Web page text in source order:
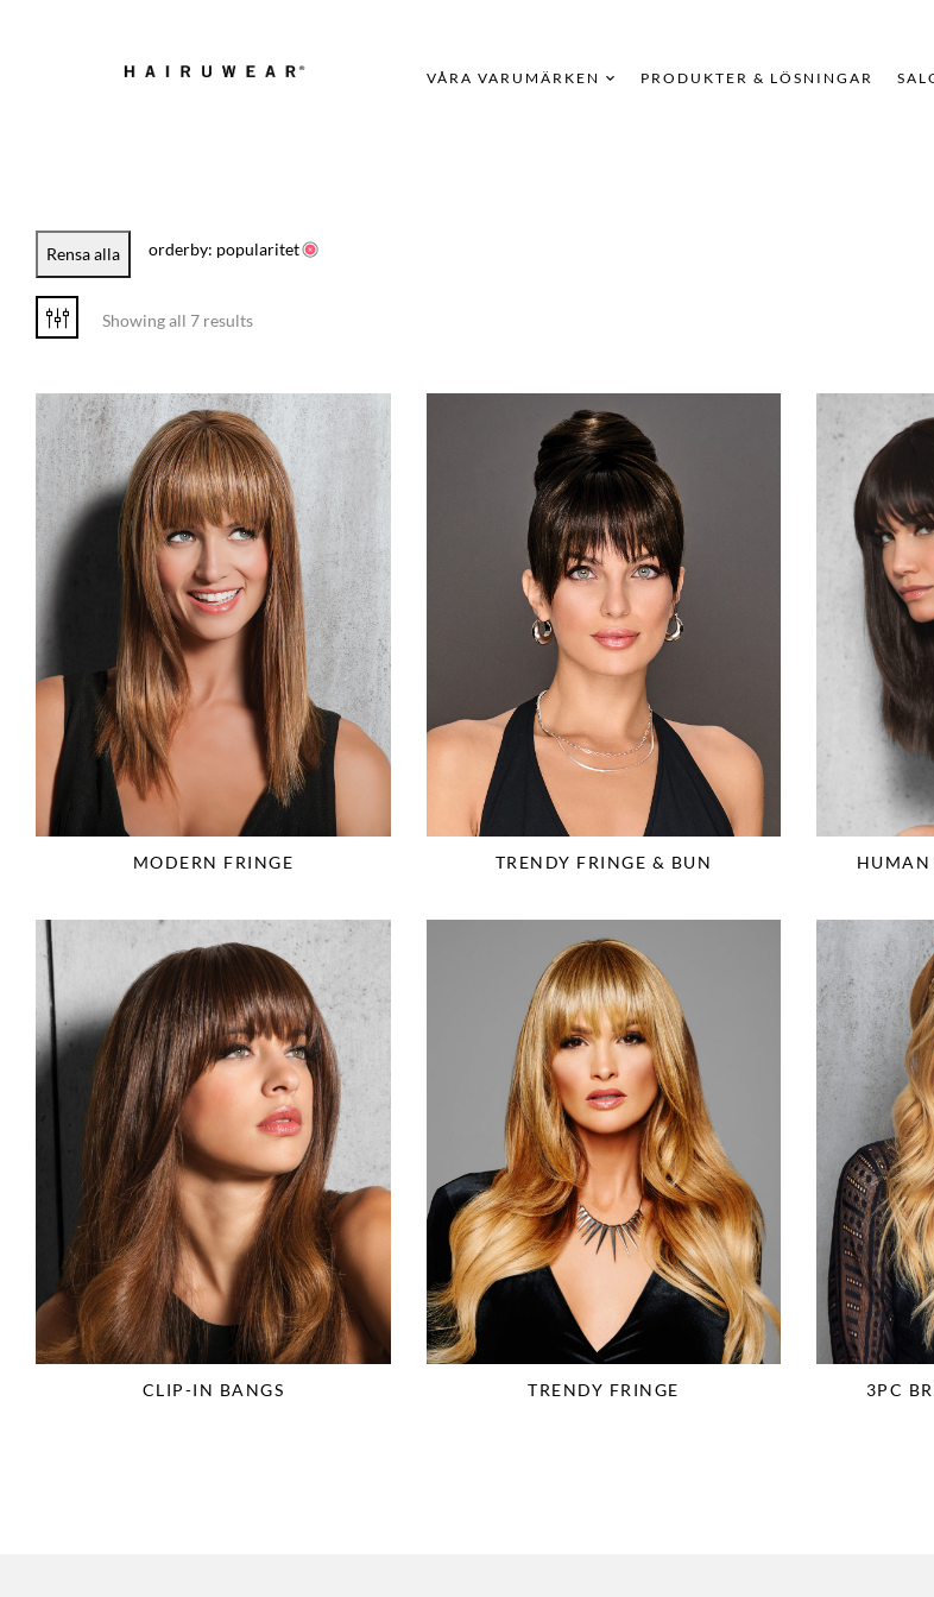
VÅRA VARUMÄRKEN PRODUKTER & LÖSNINGAR
Rensa alla orderby: popularitet
Showing all 7 results
MODERN FRINGE TRENDY FRINGE & BUN HUMAN
CLIP-IN BANGS TRENDY FRINGE 3PC